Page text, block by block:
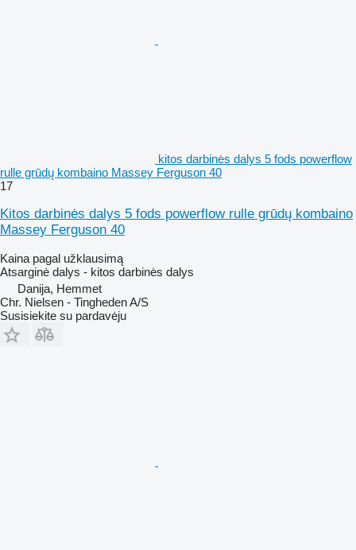
kitos darbinės dalys 5 fods powerflow
rulle grūdų kombaino Massey Ferguson 40
17
Kitos darbinės dalys 5 fods powerflow rulle grūdų kombaino
Massey Ferguson 40
Kaina pagal užklausimą
Atsarginė dalys - kitos darbinės dalys
Danija, Hemmet
Chr. Nielsen - Tingheden A/S
Susisiekite su pardavėju